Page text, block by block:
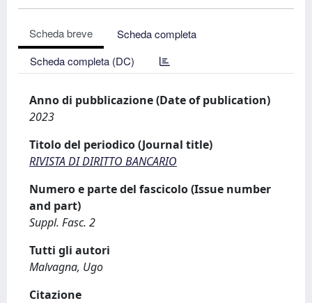
Scheda breve
Scheda completa
Scheda completa (DC)
Anno di pubblicazione (Date of publication)
2023
Titolo del periodico (Journal title)
RIVISTA DI DIRITTO BANCARIO
Numero e parte del fascicolo (Issue number
and part)
Suppl. Fasc. 2
Tutti gli autori
Malvagna, Ugo
Citazione